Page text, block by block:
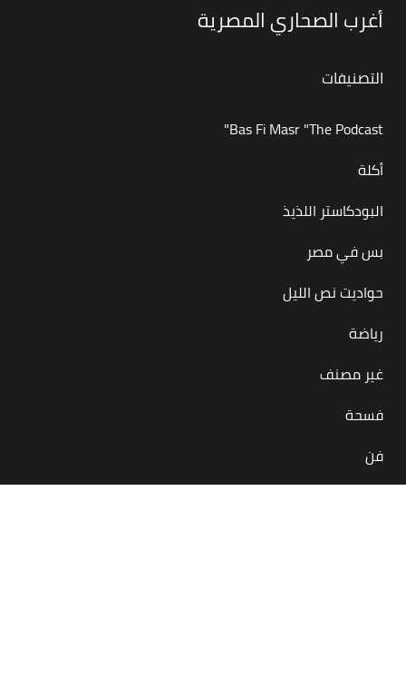
أغرب الصحاري المصرية
التصنيفات
Bas Fi Masr "The Podcast"
أكلة
البودكاستر اللذيذ
بس في مصر
حواديت نص الليل
رياضة
غير مصنف
فسحة
فن